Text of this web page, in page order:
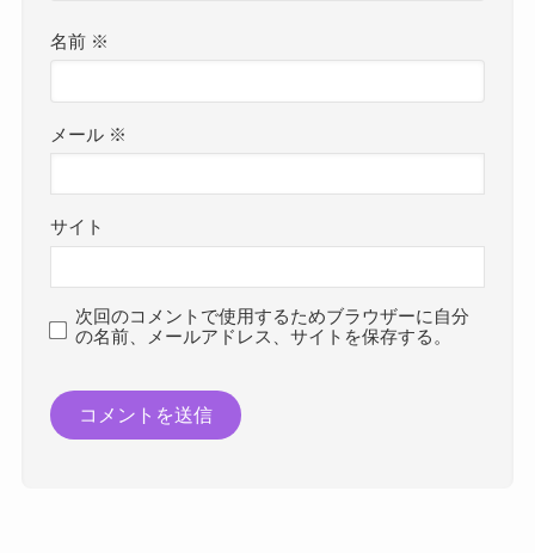
名前 ※
メール ※
サイト
次回のコメントで使用するためブラウザーに自分
の名前、メールアドレス、サイトを保存する。